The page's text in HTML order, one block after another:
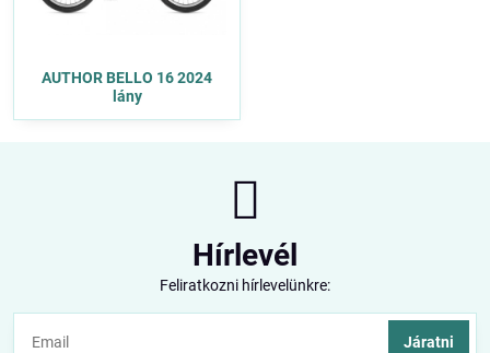
AUTHOR BELLO 16 2024
lány
Hírlevél
Feliratkozni hírlevelünkre:
Járatni